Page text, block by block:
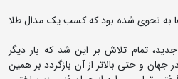
به نحوی شده بود که کسب یک مدال طلا
تمام تلاش بر این شد که بار دیگر
و حتی بالاتر از آن بازگردد بر همین